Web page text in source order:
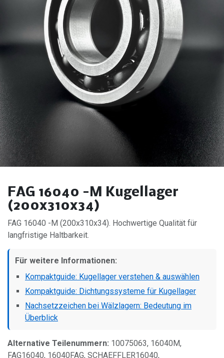
FAG 16040 -M Kugellager
(200x310x34)
FAG 16040 -M (200x310x34). Hochwertige Qualität für
langfristige Haltbarkeit.
Für weitere Informationen:
Kompaktguide: Kugellager verstehen & auswählen
Kompaktguide: Dichtungssysteme für Kugellager
Nachsetzzeichen bei Wälzlagern: Bedeutung im
Überblick
Alternative Teilenummern: 10075063, 16040M,
FAG16040, 16040FAG, SCHAEFFLER16040,